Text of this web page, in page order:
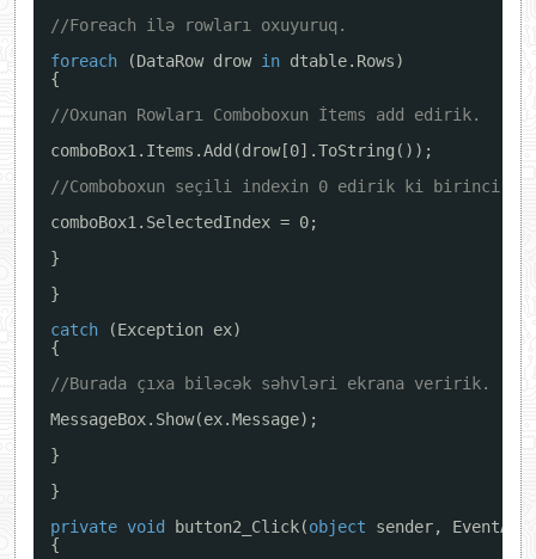
//Foreach ilə rowları oxuyuruq.
foreach
(DataRow drow in dtable.Rows)
{
//Oxunan Rowları Comboboxun İtems add edirik.
comboBox1.Items.Add(drow[0].ToString());
//Comboboxun seçili indexin 0 edirik ki birinci
comboBox1.SelectedIndex = 0;
}
}
catch
(Exception ex)
{
//Burada çıxa biləcək səhvləri ekrana veririk.
MessageBox.Show(ex.Message);
}
}
private void button2_Click(object
sender,
{